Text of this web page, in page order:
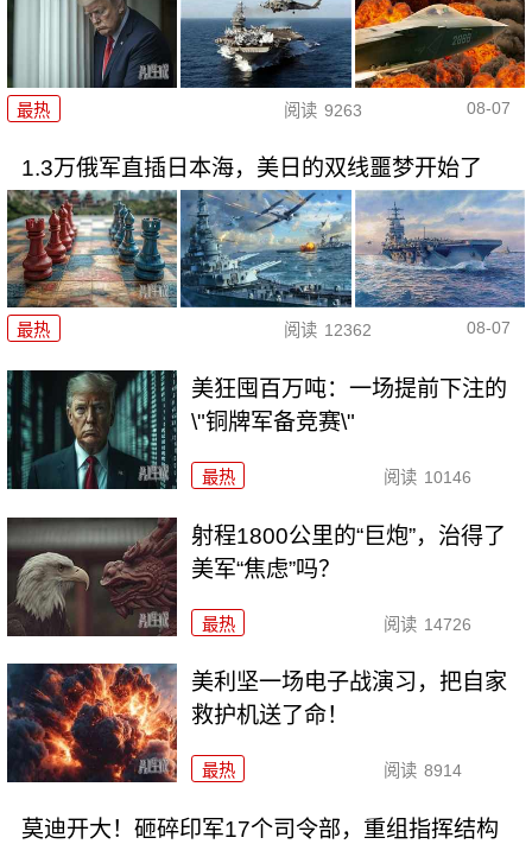
最热 阅读 9263 08-07
1.3万俄军直插日本海，美日的双线噩梦开始了
最热 阅读 12362 08-07
美狂囤百万吨：一场提前下注的
\"铜牌军备竞赛\"
最热 阅读 10146
射程1800公里的“巨炮”，治得了
美军“焦虑”吗？
最热 阅读 14726
美利坚一场电子战演习，把自家
救护机送了命！
最热 阅读 8914
莫迪开大！砸碎印军17个司令部，重组指挥结构